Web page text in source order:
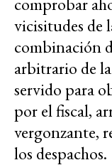
vicisitudes de
combinación
arbitrario de
servido para
por el fiscal,
vergonzante,
los despachos.